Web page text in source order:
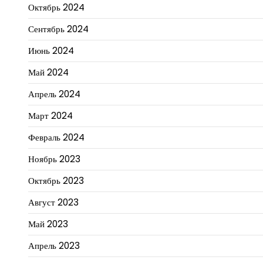
Октябрь 2024
Сентябрь 2024
Июнь 2024
Май 2024
Апрель 2024
Март 2024
Февраль 2024
Ноябрь 2023
Октябрь 2023
Август 2023
Май 2023
Апрель 2023